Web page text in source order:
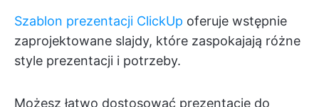
Szablon prezentacji ClickUp oferuje wstępnie
zaprojektowane slajdy, które zaspokajają różne
style prezentacji i potrzeby.
Możesz łatwo dostosować prezentację do